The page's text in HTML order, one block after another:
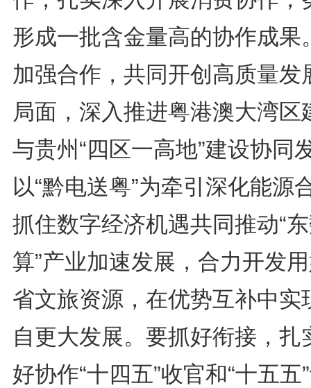
形成一批含金量高的协作成果
加强合作，共同开创高质量发
局面，深入推进粤港澳大湾区
与贵州“四区一高地”建设协同
以“黔电送粤”为牵引深化能源
抓住数字经济机遇共同推动“
算”产业加速发展，合力开发
省文旅资源，在优势互补中实
自更大发展。要抓好衔接，扎
好协作“十四五”收官和“十五五